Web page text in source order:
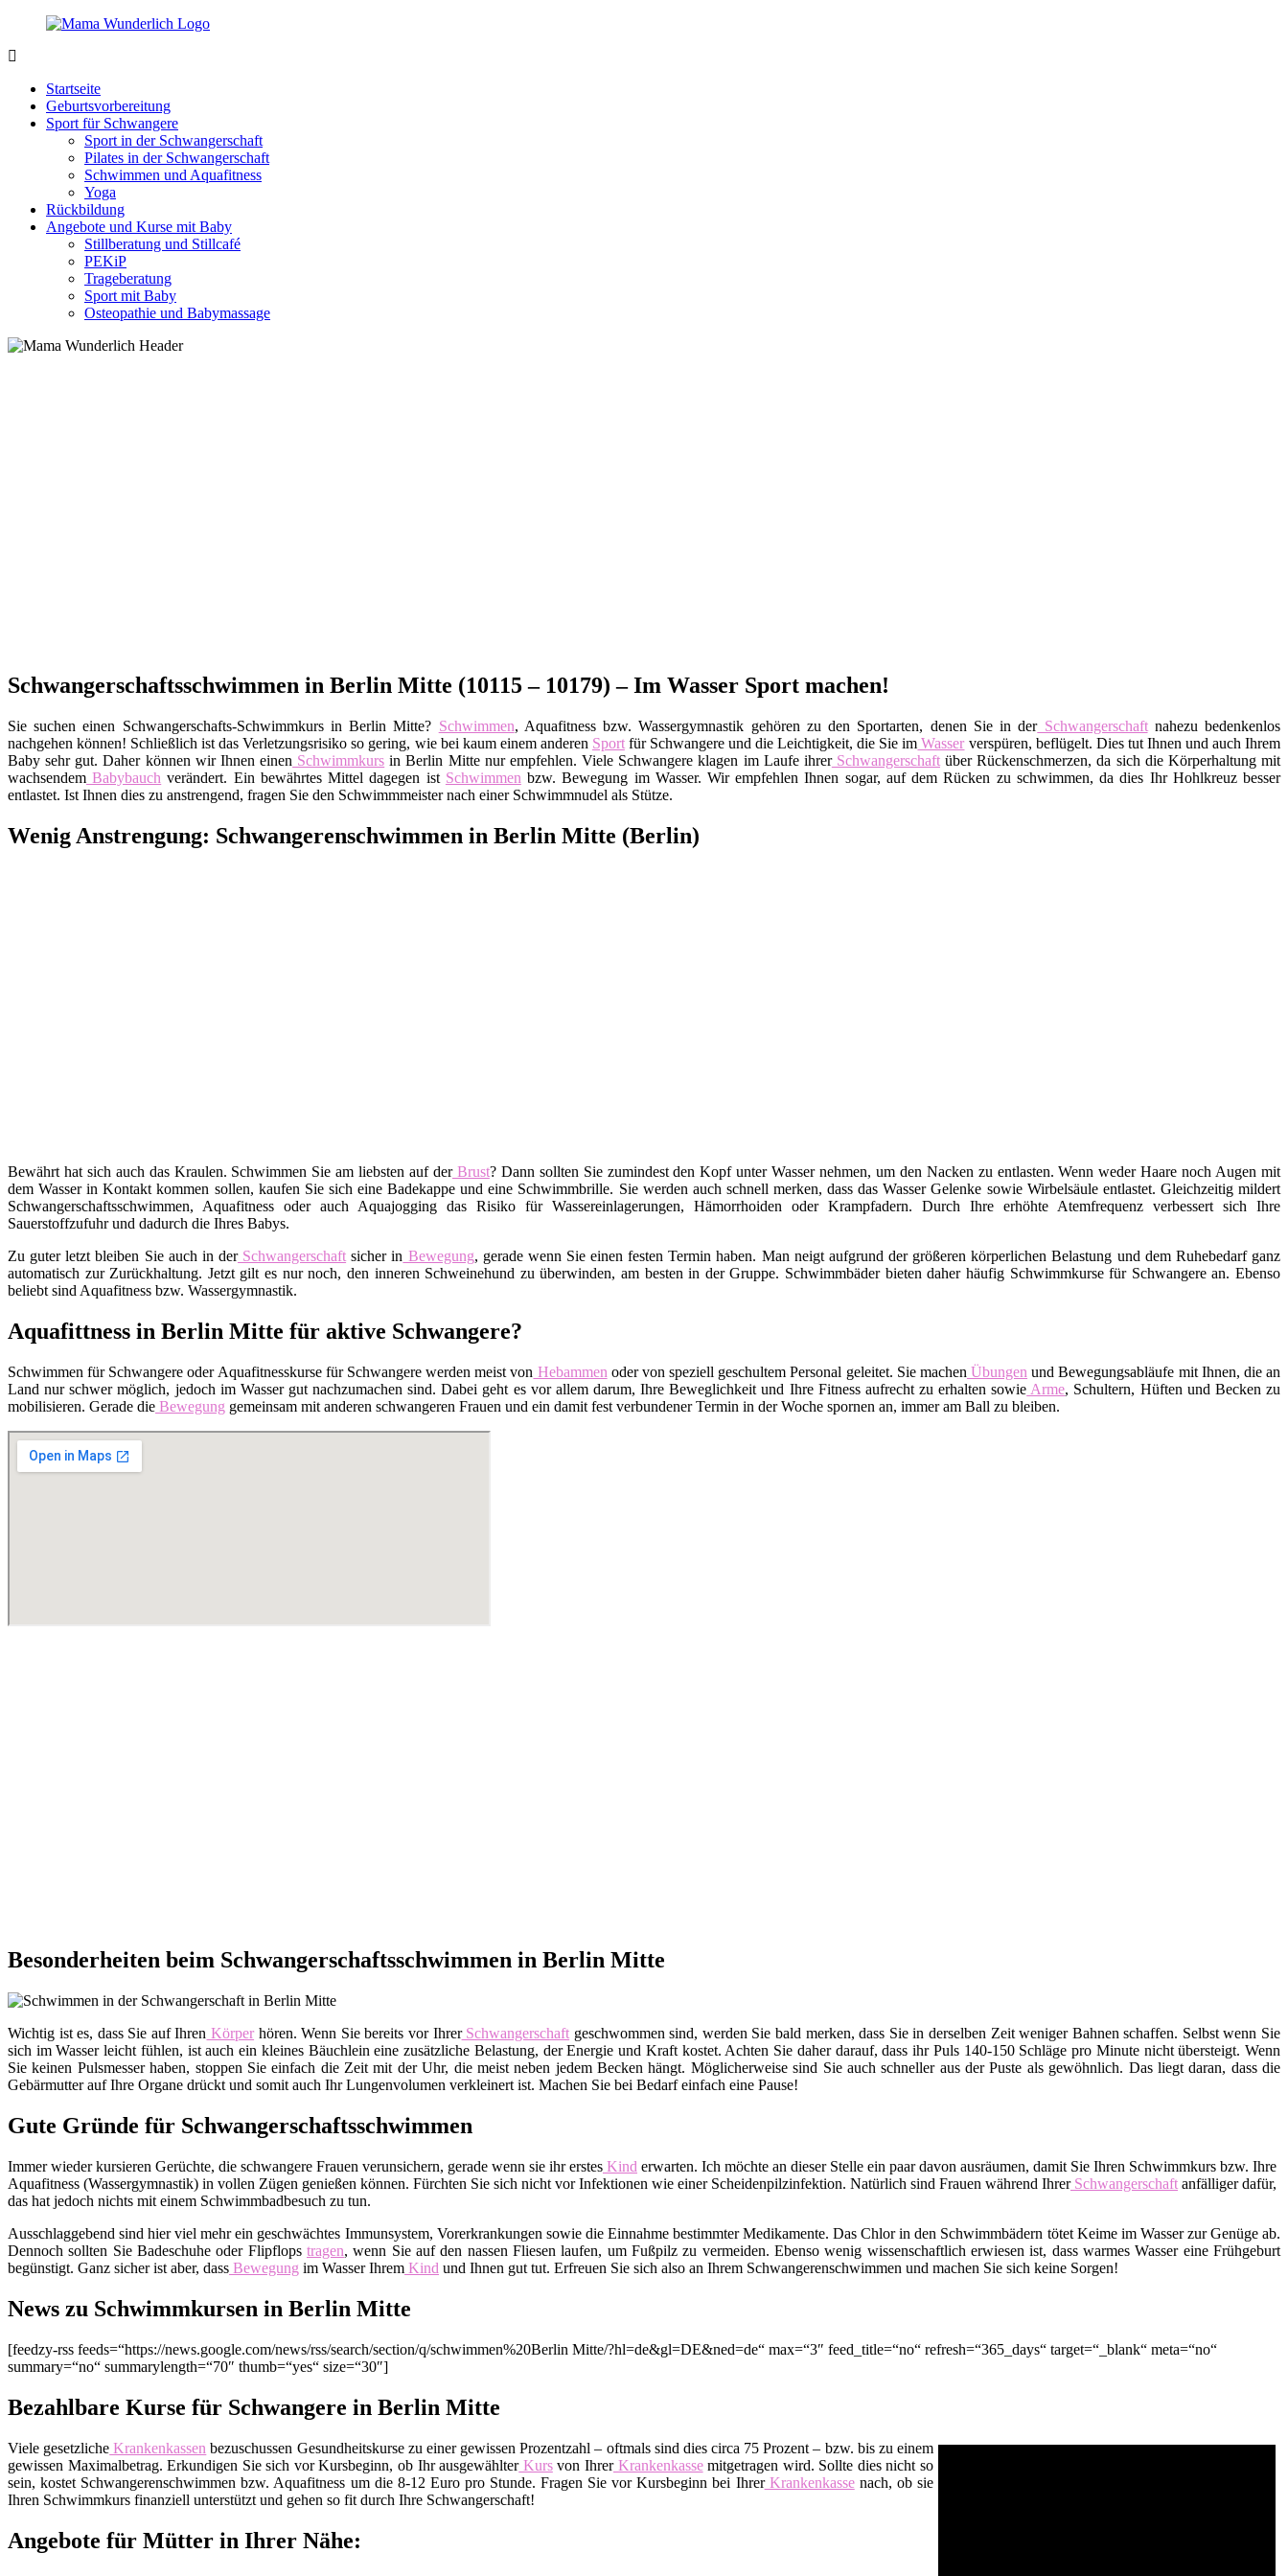
Zurück
Inhalt
sein
wunderbar!
Startseite
Geburtsvorbereitung
Sport für Schwangere
Sport in der Schwangerschaft
Pilates in der Schwangerschaft
Schwimmen und Aquafitness
Yoga
Rückbildung
Angebote und Kurse mit Baby
Stillberatung und Stillcafé
PEKiP
Trageberatung
Sport mit Baby
Osteopathie und Babymassage
Schwangerschaftsschwimmen in Berlin Mitte (10115 – 10179) – Im Wasser Sport machen!
Sie suchen einen Schwangerschafts-Schwimmkurs in Berlin Mitte? Schwimmen, Aquafitness bzw. Wassergymnastik gehören zu den Sportarten, denen Sie in derSchwangerschaftnahezu bedenkenlos
nachgehen können! Schließlich ist das Verletzungsrisiko so gering, wie bei kaum einem anderen Sportfür Schwangere und die Leichtigkeit, die Sie im Wasserverspüren, beflügelt. Dies tut Ihnen und auch Ihrem
Baby sehr gut. Daher können wir Ihnen einen Schwimmkurs in Berlin Mitte nur empfehlen. Viele Schwangere klagen im Laufe ihrerSchwangerschaft über Rückenschmerzen, da sich die Körperhaltung mit
wachsendem Babybauch verändert. Ein bewährtes Mittel dagegen ist Schwimmen bzw. Bewegung im Wasser. Wir empfehlen Ihnen sogar, auf dem Rücken zu schwimmen, da dies Ihr Hohlkreuz besser
entlastet. Ist Ihnen dies zu anstrengend, fragen Sie den Schwimmmeister nach einer Schwimmnudel als Stütze.
Wenig Anstrengung: Schwangerenschwimmen in Berlin Mitte (Berlin)
Bewährt hat sich auch das Kraulen. Schwimmen Sie am liebsten auf derBrust? Dann sollten Sie zumindest den Kopf unter Wasser nehmen, um den Nacken zu entlasten. Wenn weder Haare noch Augen mit
dem Wasser in Kontakt kommen sollen, kaufen Sie sich eine Badekappe und eine Schwimmbrille. Sie werden auch schnell merken, dass das Wasser Gelenke sowie Wirbelsäule entlastet. Gleichzeitig mildert
Schwangerschaftsschwimmen, Aquafitness oder auch Aquajogging das Risiko für Wassereinlagerungen, Hämorrhoiden oder Krampfadern. Durch Ihre erhöhte Atemfrequenz verbessert sich Ihre
Sauerstoffzufuhr und dadurch die Ihres Babys.
Zu guter letzt bleiben Sie auch in derSchwangerschaft sicher in Bewegung, gerade wenn Sie einen festen Termin haben. Man neigt aufgrund der größeren körperlichen Belastung und dem Ruhebedarf ganz
automatisch zur Zurückhaltung. Jetzt gilt es nur noch, den inneren Schweinehund zu überwinden, am besten in der Gruppe. Schwimmbäder bieten daher häufig Schwimmkurse für Schwangere an. Ebenso
beliebt sind Aquafitness bzw. Wassergymnastik.
Aquafittness in Berlin Mitte für aktive Schwangere?
Schwimmen für Schwangere oder Aquafitnesskurse für Schwangere werden meist von Hebammen oder von speziell geschultem Personal geleitet. Sie machen Übungen und Bewegungsabläufe mit Ihnen, die an
Land nur schwer möglich, jedoch im Wasser gut nachzumachen sind. Dabei geht es vor allem darum, Ihre Beweglichkeit und Ihre Fitness aufrecht zu erhalten sowie Arme, Schultern, Hüften und Becken zu
mobilisieren. Gerade die Bewegung gemeinsam mit anderen schwangeren Frauen und ein damit fest verbundener Termin in der Woche spornen an, immer am Ball zu bleiben.
Besonderheiten beim Schwangerschaftsschwimmen in Berlin Mitte
Wichtig ist es, dass Sie auf Ihren Körperhören. Wenn Sie bereits vor IhrerSchwangerschaft geschwommen sind, werden Sie bald merken, dass Sie in derselben Zeit weniger Bahnen schaffen. Selbst wenn Sie
sich im Wasser leicht fühlen, ist auch ein kleines Bäuchlein eine zusätzliche Belastung, der Energie und Kraft kostet. Achten Sie daher darauf, dass ihr Puls 140-150 Schläge pro Minute nicht übersteigt. Wenn
Sie keinen Pulsmesser haben, stoppen Sie einfach die Zeit mit der Uhr, die meist neben jedem Becken hängt. Möglicherweise sind Sie auch schneller aus der Puste als gewöhnlich. Das liegt daran, dass die
Gebärmutter auf Ihre Organe drückt und somit auch Ihr Lungenvolumen verkleinert ist. Machen Sie bei Bedarf einfach eine Pause!
Gute Gründe für Schwangerschaftsschwimmen
Immer wieder kursieren Gerüchte, die schwangere Frauen verunsichern, gerade wenn sie ihr erstes Kind erwarten. Ich möchte an dieser Stelle ein paar davon ausräumen, damit Sie Ihren Schwimmkurs bzw. Ihre
Aquafitness (Wassergymnastik) in vollen Zügen genießen können. Fürchten Sie sich nicht vor Infektionen wie einer Scheidenpilzinfektion. Natürlich sind Frauen während IhrerSchwangerschaft anfälliger dafür,
das hat jedoch nichts mit einem Schwimmbadbesuch zu tun.
Ausschlaggebend sind hier viel mehr ein geschwächtes Immunsystem, Vorerkrankungen sowie die Einnahme bestimmter Medikamente. Das Chlor in den Schwimmbädern tötet Keime im Wasser zur Genüge ab.
Dennoch sollten Sie Badeschuhe oder Flipflops tragen, wenn Sie auf den nassen Fliesen laufen, um Fußpilz zu vermeiden. Ebenso wenig wissenschaftlich erwiesen ist, dass warmes Wasser eine Frühgeburt
begünstigt. Ganz sicher ist aber, dass Bewegung im Wasser Ihrem Kind und Ihnen gut tut. Erfreuen Sie sich also an Ihrem Schwangerenschwimmen und machen Sie sich keine Sorgen!
News zu Schwimmkursen in Berlin Mitte
[feedzy-rss feeds=“https://news.google.com/news/rss/search/section/q/schwimmen%20Berlin Mitte/?hl=de&gl=DE&ned=de“ max=“3″ feed_title=“no“ refresh=“365_days“ target=“_blank“ meta=“no“
summary=“no“ summarylength=“70″ thumb=“yes“ size=“30″]
Bezahlbare Kurse für Schwangere in Berlin Mitte
Viele gesetzliche Krankenkassen bezuschussen Gesundheitskurse zu einer gewissen Prozentzahl – oftmals sind dies circa 75 Prozent – bzw. bis zu einem
gewissen Maximalbetrag. Erkundigen Sie sich vor Kursbeginn, ob Ihr ausgewählterKursvon IhrerKrankenkassemitgetragen wird. Sollte dies nicht so
sein, kostet Schwangerenschwimmen bzw. Aquafitness um die 8-12 Euro pro Stunde. Fragen Sie vor Kursbeginn bei IhrerKrankenkassenach, ob sie
Ihren Schwimmkurs finanziell unterstützt und gehen so fit durch Ihre Schwangerschaft!
Angebote für Mütter in Ihrer Nähe: